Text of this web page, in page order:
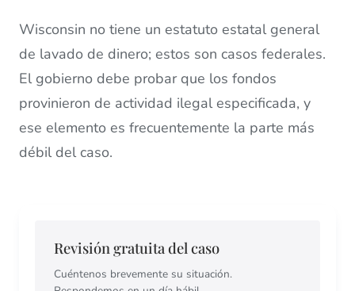
Wisconsin no tiene un estatuto estatal general
de lavado de dinero; estos son casos federales.
El gobierno debe probar que los fondos
provinieron de actividad ilegal especificada, y
ese elemento es frecuentemente la parte más
débil del caso.
Revisión gratuita del caso
Cuéntenos brevemente su situación.